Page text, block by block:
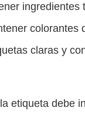
colorantes
claras y
etiqueta debe